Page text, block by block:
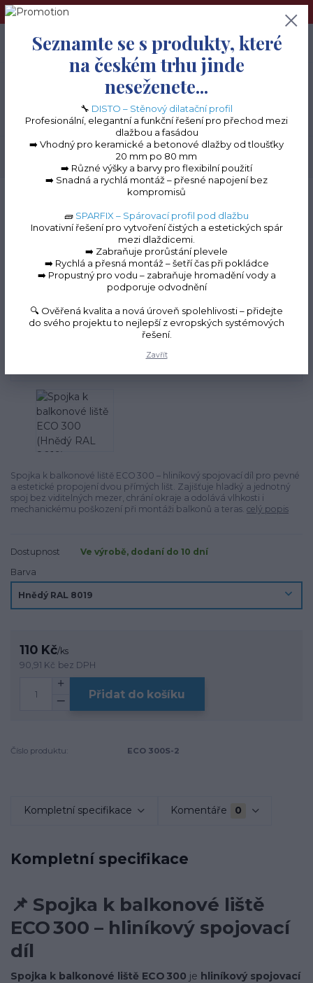
➢Terče pod dlažbu naleznete na e-shopu www.terceshop.cz!➢
+420 605 740 744
0
0 Kč
Balkonové lišty do lepidla Balkonová lišta ECO 300
Spojka k balkonové liště
ECO 300 (Hnědý RAL
8019)
Spojka k balkonové liště ECO 300 – hliníkový spojovací díl pro pevné
a estetické propojení dvou přímých lišt. Zajišťuje hladký a jednotný
spoj bez viditelných mezer, chrání okraje a odolává vlhkosti i
mechanickému poškození při montáži balkonů a teras. celý popis
Dostupnost
Ve výrobě, dodaní do 10 dní
Barva
110 Kč/ks
90,91 Kč bez DPH
Přidat do košíku
Číslo produktu: ECO 300S-2
Kompletní specifikace Komentáře 0
Kompletní specifikace
📌 Spojka k balkonové liště
ECO 300 – hliníkový spojovací
díl
Spojka k balkonové liště ECO 300 je hliníkový spojovací
Seznamte se s produkty, které
na českém trhu jinde
neseženete...
🔧 DISTO – Stěnový dilatační profil
Profesionální, elegantní a funkční řešení pro přechod mezi
dlažbou a fasádou
➡️ Vhodný pro keramické a betonové dlažby od tloušťky
20 mm po 80 mm
➡️ Různé výšky a barvy pro flexibilní použití
➡️ Snadná a rychlá montáž – přesné napojení bez
kompromisů
🧱 SPARFIX – Spárovací profil pod dlažbu
Inovativní řešení pro vytvoření čistých a estetických spár
mezi dlaždicemi.
➡️ Zabraňuje prorůstání plevele
➡️ Rychlá a přesná montáž – šetří čas při pokládce
➡️ Propustný pro vodu – zabraňuje hromadění vody a
podporuje odvodnění
🔍 Ověřená kvalita a nová úroveň spolehlivosti – přidejte
do svého projektu to nejlepší z evropských systémových
řešení.
Zavřít